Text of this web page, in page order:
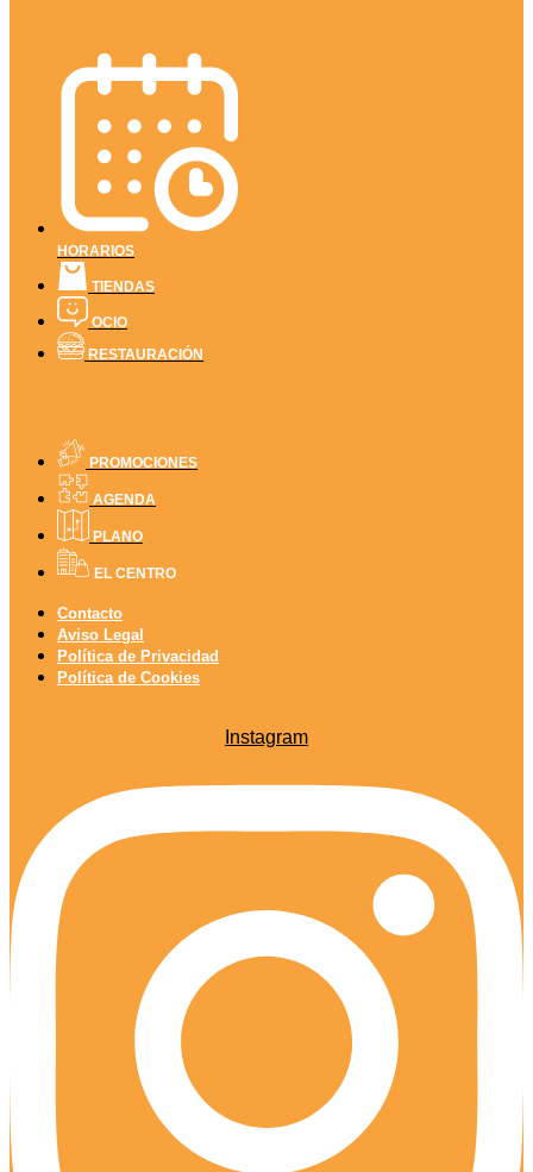
HORARIOS
TIENDAS
OCIO
RESTAURACIÓN
PROMOCIONES
AGENDA
PLANO
EL CENTRO
Contacto
Aviso Legal
Política de Privacidad
Política de Cookies
Instagram